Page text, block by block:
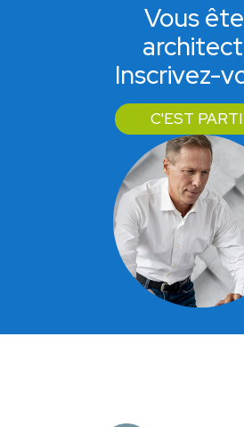
Vous
Inscrivez-
C'EST PARTI